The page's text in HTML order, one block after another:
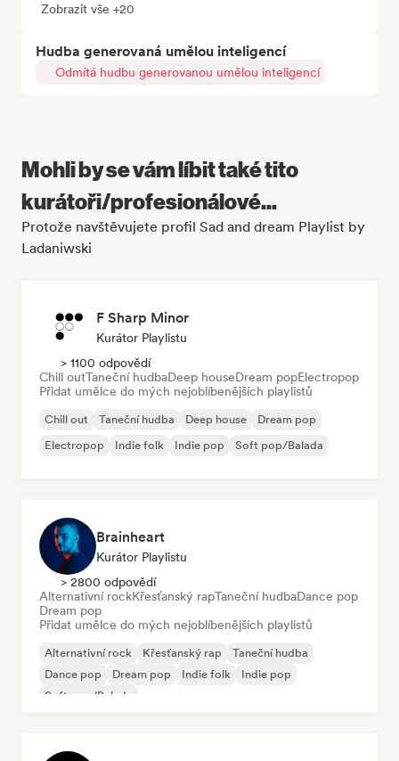
Zobrazit vše +20
Hudba generovaná umělou inteligencí
Odmítá hudbu generovanou umělou inteligencí
Mohli by se vám líbit také tito
kurátoři/profesionálové...
Protože navštěvujete profil Sad and dream Playlist by
Ladaniwski
F Sharp Minor
Kurátor Playlistu
> 1100 odpovědí
Chill outTaneční hudbaDeep houseDream popElectropop
Přidat umělce do mých nejoblíbenějších playlistů
Chill out Taneční hudba Deep house
Dream pop
Electropop
Indie folk Indie pop Soft pop/Balada
Brainheart
Kurátor Playlistu
> 2800 odpovědí
Alternativní rockKřesťanský rapTaneční hudbaDance pop
Dream pop
Přidat umělce do mých nejoblíbenějších playlistů
Alternativní rock Křesťanský rap
Taneční hudba
Dance pop
Dream pop Indie folk
Indie pop
Soft pop/Balada